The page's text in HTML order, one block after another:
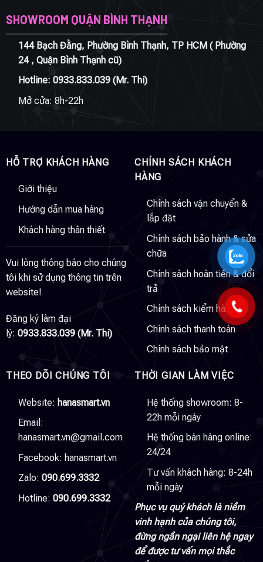
SHOWROOM QUẬN BÌNH THẠNH
144 Bạch Đằng, Phường Bình Thạnh, TP HCM ( Phường
24 , Quận Bình Thạnh cũ)
Hotline: 0933.833.039(Mr. Thi)
Mở cửa: 8h-22h
HỖ TRỢ KHÁCH HÀNG
Giới thiệu
Hướng dẫn mua hàng
Khách hàng thân thiết
Vui lòng thông báo cho chúng
tôi khi sử dụng thông tin trên
website!
Đăng ký làm đại
lý: 0933.833.039 (Mr. Thi)
CHÍNH SÁCH KHÁCH
HÀNG
Chính sách vận chuyển &
lắp đặt
Chính sách bảo hành & sửa
chữa
Chính sách hoàn tiền & đổi
trả
Chính sách kiểm hàng
Chính sách thanh toán
Chính sách bảo mật
THEO DÕI CHÚNG TÔI
Website: hanasmart.vn
Email:
hanasmart.vn@gmail.com
Facebook: hanasmart.vn
Zalo: 090.699.3332
Hotline: 090.699.3332
THỜI GIAN LÀM VIỆC
Hệ thống showroom: 8-
22h mỗi ngày
Hệ thống bán hàng online:
24/24
Tư vấn khách hàng: 8-24h
mỗi ngày
Phục vụ quý khách là niềm
vinh hạnh của chúng tôi,
đừng ngần ngại liên hệ ngay
để được tư vấn mọi thắc